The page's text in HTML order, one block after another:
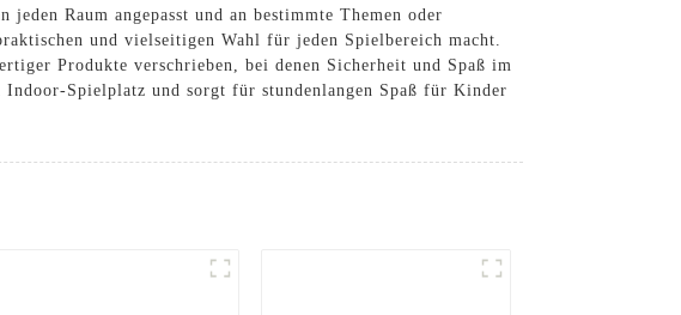
Raum angepasst und an bestimmte Themen oder
und vielseitigen Wahl für jeden Spielbereich macht.
Produkte verschrieben, bei denen Sicherheit und Spaß im
Spielplatz und sorgt für stundenlangen Spaß für Kinder